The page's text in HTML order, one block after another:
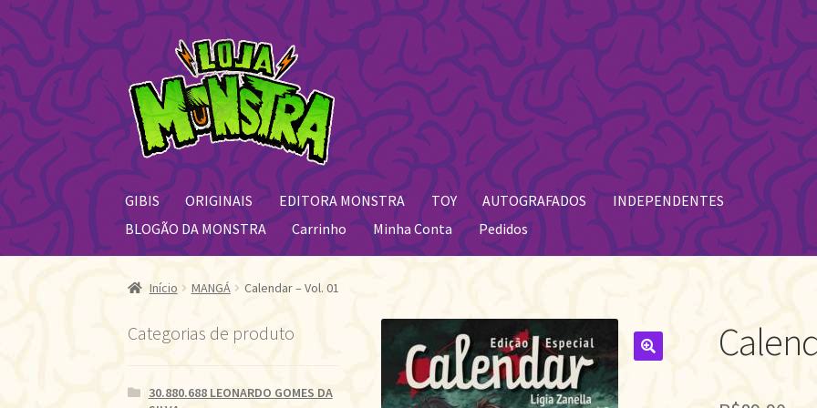
Pular
para
navegação
Pular
para
o
conteúdo
GIBIS ORIGINAIS EDITORA MONSTRA TOY AUTOGRAFADOS
INDEPENDENTES
BLOGÃO DA MONSTRA
Carrinho Minha Conta Pedidos
Início MANGÁ Calendar – Vol. 01
Categorias de produto
30.880.688 LEONARDO GOMES DA